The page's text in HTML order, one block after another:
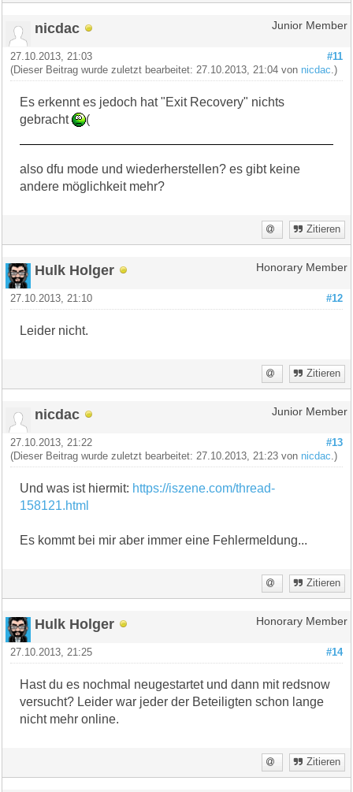
nicdac Junior Member
#11
27.10.2013, 21:03
(Dieser Beitrag wurde zuletzt bearbeitet: 27.10.2013, 21:04 von nicdac .)
Es erkennt es jedoch hat "Exit Recovery" nichts
gebracht
(
also dfu mode und wiederherstellen? es gibt keine
andere möglichkeit mehr?
Zitieren
Hulk Holger Honorary Member
#12
27.10.2013, 21:10
Leider nicht.
Zitieren
nicdac Junior Member
#13
27.10.2013, 21:22
(Dieser Beitrag wurde zuletzt bearbeitet: 27.10.2013, 21:23 von nicdac .)
Und was ist hiermit: https://iszene.com/thread-
158121.html
Es kommt bei mir aber immer eine Fehlermeldung...
Zitieren
Hulk Holger Honorary Member
#14
27.10.2013, 21:25
Hast du es nochmal neugestartet und dann mit redsnow
versucht? Leider war jeder der Beteiligten schon lange
nicht mehr online.
Zitieren